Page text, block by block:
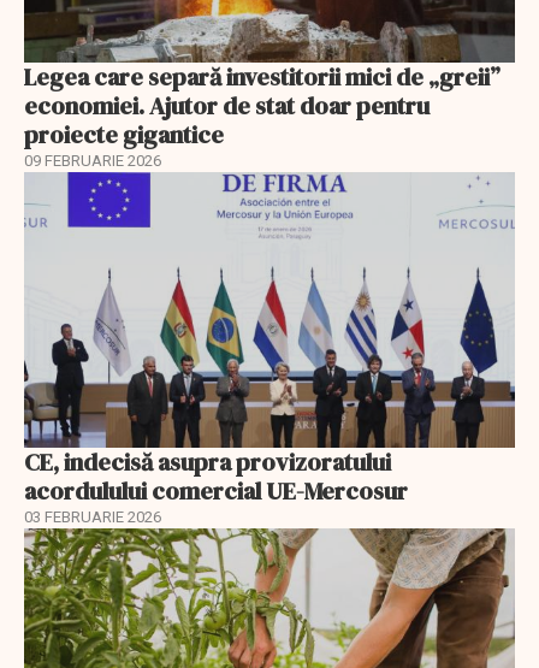
Legea care separă investitorii mici de „greii”
economiei. Ajutor de stat doar pentru
proiecte gigantice
09 FEBRUARIE 2026
CE, indecisă asupra provizoratului
acordulului comercial UE-Mercosur
03 FEBRUARIE 2026